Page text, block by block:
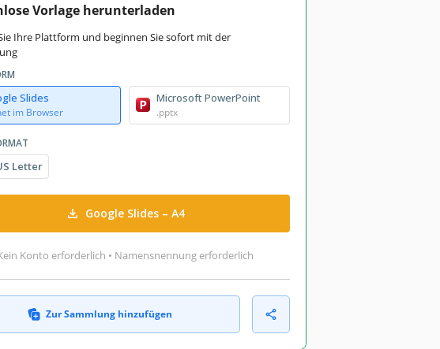
Vorlage herunterladen
Ihre Plattform und beginnen Sie sofort mit der
Slides
im Browser
Microsoft PowerPoint
.pptx
Letter
Google Slides – A4
Konto erforderlich • Namensnennung erforderlich
Zur Sammlung hinzufügen